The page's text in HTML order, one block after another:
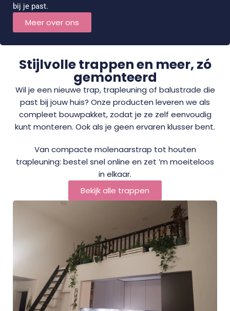
bij je past.
Meer over ons
Stijlvolle trappen en meer, zó
gemonteerd
Wil je een nieuwe trap, trapleuning of balustrade die
past bij jouw huis? Onze producten leveren we als
compleet bouwpakket, zodat je ze zelf eenvoudig
kunt monteren. Ook als je geen ervaren klusser bent.
Van compacte molenaarstrap tot houten
trapleuning: bestel snel online en zet ’m moeiteloos
in elkaar.
Bekijk alle trappen